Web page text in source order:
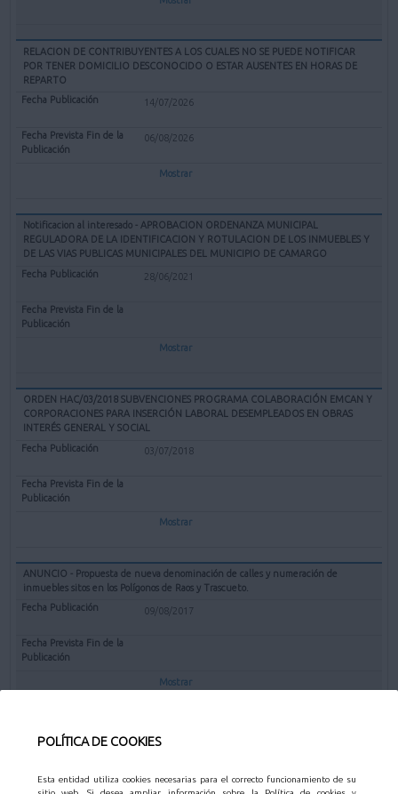
POLÍTICA DE COOKIES
Esta entidad utiliza cookies necesarias para el correcto funcionamiento de su
RELACION DE CONTRIBUYENTES A LOS CUALES NO SE PUEDE NOTIFICAR
POR TENER DOMICILIO DESCONOCIDO O ESTAR AUSENTES EN HORAS DE
REPARTO
14/07/2026
06/08/2026
Mostrar
Notificacion al interesado - APROBACION ORDENANZA MUNICIPAL
REGULADORA DE LA IDENTIFICACION Y ROTULACION DE LOS INMUEBLES Y
DE LAS VIAS PUBLICAS MUNICIPALES DEL MUNICIPIO DE CAMARGO
28/06/2021
Mostrar
ORDEN HAC/03/2018 SUBVENCIONES PROGRAMA COLABORACIÓN EMCAN Y
CORPORACIONES PARA INSERCIÓN LABORAL DESEMPLEADOS EN OBRAS
INTERÉS GENERAL Y SOCIAL
03/07/2018
Mostrar
ANUNCIO - Propuesta de nueva denominación de calles y numeración de
inmuebles sitos en los Polígonos de Raos y Trascueto.
09/08/2017
Mostrar